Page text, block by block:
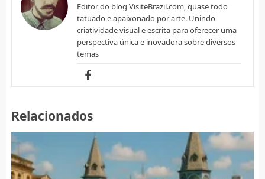
Editor do blog VisiteBrazil.com, quase todo
tatuado e apaixonado por arte. Unindo
criatividade visual e escrita para oferecer uma
perspectiva única e inovadora sobre diversos
temas
Relacionados